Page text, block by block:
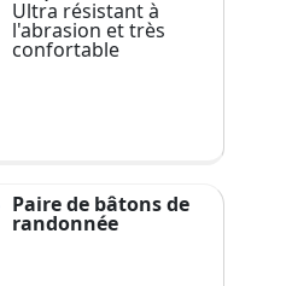
Ultra résistant à
l'abrasion et très
confortable
Paire de bâtons de
randonnée